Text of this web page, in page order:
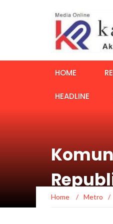
HOME
HEADLINE
Home / Metro /